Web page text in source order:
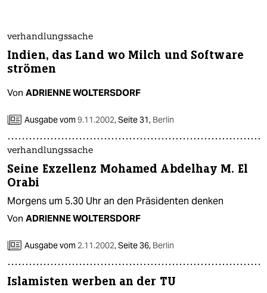
verlag
verlag
veranstaltungen
shop
fragen & hilfe
unterstützen
abo
genossenschaft
verhandlungssache
Indien, das Land wo Milch und Software
strömen
Von ADRIENNE WOLTERSDORF
Ausgabe vom9.11.2002,Seite 31, Berlin
verhandlungssache
Seine Exzellenz Mohamed Abdelhay M. El
Orabi
Morgens um 5.30 Uhr an den Präsidenten denken
Von ADRIENNE WOLTERSDORF
Ausgabe vom 2.11.2002,Seite 36, Berlin
Islamisten werben an der TU